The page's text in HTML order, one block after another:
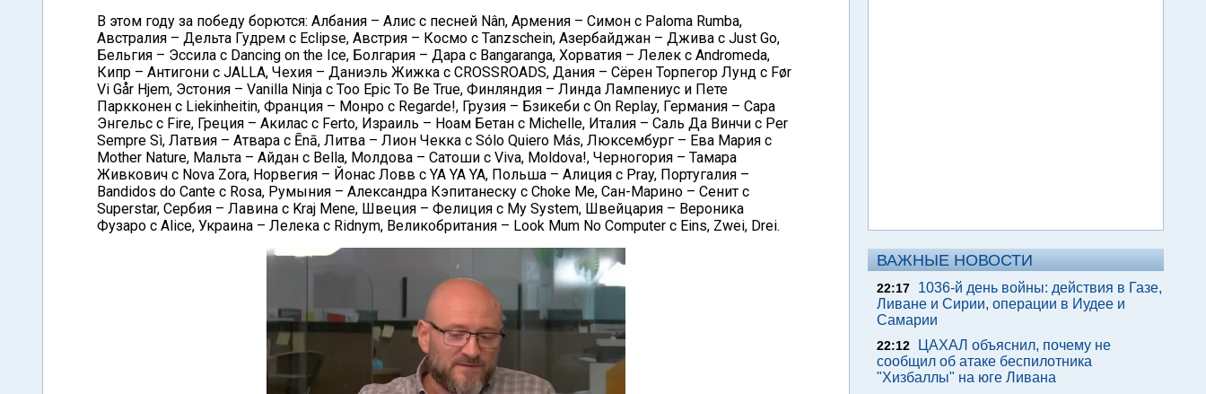
В этом году за победу борются: Албания – Алис с песней Nân, Армения – Симон с Paloma Rumba,
Австралия – Дельта Гудрем с Eclipse, Австрия – Космо с Tanzschein, Азербайджан – Джива с Just Go,
Бельгия – Эссила с Dancing on the Ice, Болгария – Дара с Bangaranga, Хорватия – Лелек с Andromeda,
Кипр – Антигони с JALLA, Чехия – Даниэль Жижка с CROSSROADS, Дания – Сёрен Торпегор Лунд с Før
Vi Går Hjem, Эстония – Vanilla Ninja с Too Epic To Be True, Финляндия – Линда Лампениус и Пете
Паркконен с Liekinheitin, Франция – Монро с Regarde!, Грузия – Бзикеби с On Replay, Германия – Сара
Энгельс с Fire, Греция – Акилас с Ferto, Израиль – Ноам Бетан с Michelle, Италия – Саль Да Винчи с Per
Sempre Sì, Латвия – Атвара с Ēnā, Литва – Лион Чекка с Sólo Quiero Más, Люксембург – Ева Мария с
Mother Nature, Мальта – Айдан с Bella, Молдова – Сатоши с Viva, Moldova!, Черногория – Тамара
Живкович с Nova Zora, Норвегия – Йонас Ловв с YA YA YA, Польша – Алиция с Pray, Португалия –
Bandidos do Cante с Rosa, Румыния – Александра Кэпитанеску с Choke Me, Сан-Марино – Сенит с
Superstar, Сербия – Лавина с Kraj Mene, Швеция – Фелиция с My System, Швейцария – Вероника
Фузаро с Alice, Украина – Лелека с Ridnym, Великобритания – Look Mum No Computer с Eins, Zwei, Drei.
ВАЖНЫЕ НОВОСТИ
22:17
1036-й день войны: действия в Газе,
Ливане и Сирии, операции в Иудее и
Самарии
22:12
ЦАХАЛ объяснил, почему не
сообщил об атаке беспилотника
"Хизбаллы" на юге Ливана